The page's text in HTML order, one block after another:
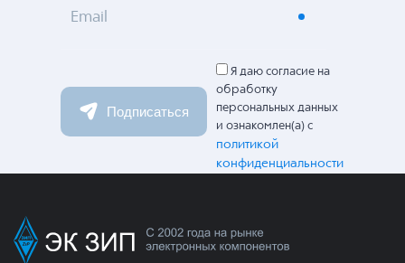
Email
Подписаться
Я даю согласие на
обработку
персональных данных
и ознакомлен(а) с
политикой
конфиденциальности